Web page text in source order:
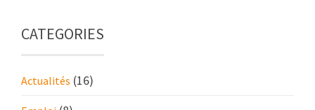
CATEGORIES
Actualités (16)